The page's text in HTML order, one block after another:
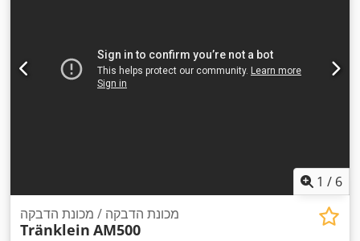
1 / 6
מכונת הדבקה / מכונת הדבקה
Tränklein AM500